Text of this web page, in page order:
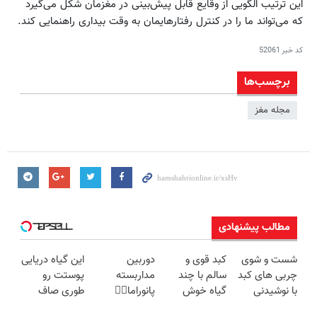
این ترتیب الگویی از وقایع قابل پیش‌بینی در مغزمان شکل می‌گیرد
که می‌تواند ما را در کنترل رفتارهایمان به وقت بیداری راهنمایی کند.
کد خبر 52061
برچسب‌ها
مجله مغز
مطالب پیشنهادی
شست و شوی
چربی های کبد
با نوشیدنی
کبد قوی و
سالم با چند
گیاه خوش
دوربین
مداربسته
پانوراما👈🏻
این گیاه دریایی
پوستت رو
طوری صاف